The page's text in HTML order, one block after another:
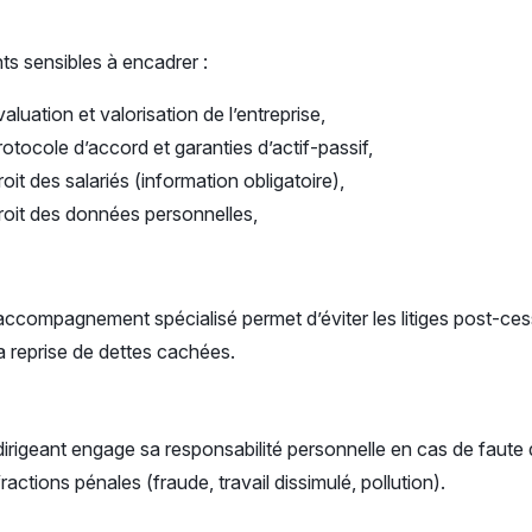
sensibles à encadrer :
et valorisation de l’entreprise,
d’accord et garanties d’actif-passif,
des salariés (information obligatoire),
des données personnelles,
spécialisé permet d’éviter les litiges post-
reprise de dettes cachées.
engage sa responsabilité personnelle en cas de
pénales (fraude, travail dissimulé, pollution).